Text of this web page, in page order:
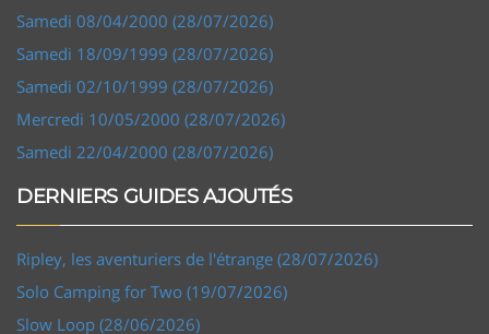
Samedi 08/04/2000 (28/07/2026)
Samedi 18/09/1999 (28/07/2026)
Samedi 02/10/1999 (28/07/2026)
Mercredi 10/05/2000 (28/07/2026)
Samedi 22/04/2000 (28/07/2026)
DERNIERS GUIDES AJOUTÉS
Ripley, les aventuriers de l'étrange (28/07/2026)
Solo Camping for Two (19/07/2026)
Slow Loop (28/06/2026)